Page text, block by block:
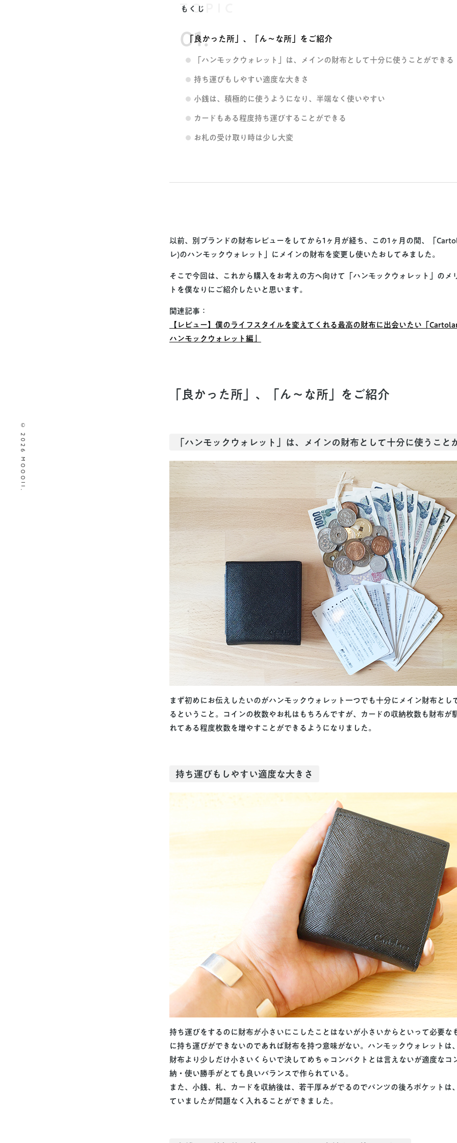
TOPIC
もくじ
「良かった所」、「ん〜な所」をご紹介
「ハンモックウォレット」は、メインの財布として十分に使うことができる
持ち運びもしやすい適度な大きさ
小銭は、積極的に使うようになり、半端なく使いやすい
カードもある程度持ち運びすることができる
お札の受け取り時は少し大変
以前、別ブランドの財布レビューをしてから1ヶ月が経ち、この1ヶ月の間、「
レ)のハンモックウォレット」にメインの財布を変更し使いたおしてみました。
そこで今回は、これから購入をお考えの方へ向けて「ハンモックウォレット」のメ
トを僕なりにご紹介したいと思います。
関連記事：
【レビュー】僕のライフスタイルを変えてくれる最高の財布に出会いたい「
ハンモックウォレット編」
「良かった所」、「ん〜な所」をご紹介
「ハンモックウォレット」は、メインの財布として十分に使うこと
まず初めにお伝えしたいのがハンモックウォレット一つでも十分にメイン財布とし
るということ。コインの枚数やお札はもちろんですが、カードの収納枚数も財布が
れてある程度枚数を増やすことができるようになりました。
持ち運びもしやすい適度な大きさ
持ち運びをするのに財布が小さいにこしたことはないが小さいからといって必要な
に持ち運びができないのであれば財布を持つ意味がない。ハンモックウォレットは
財布より少しだけ小さいくらいで決してめちゃコンパクトとは言えないが適度なコ
納・使い勝手がとても良いバランスで作られている。
また、小銭、札、カードを収納後は、若干厚みがでるのでパンツの後ろポケットは
ていましたが問題なく入れることができました。
© 2026 MOOOII.